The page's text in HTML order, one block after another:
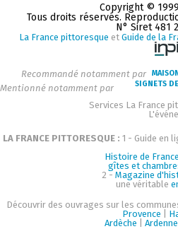
Copyright ©
Tous droits réservés.
N° Siret 481
La France pittoresque et Guide de la
Recommandé notamment par
Mentionné notamment par
SIGNETS
Services La France
LA FRANCE PITTORESQUE : 1 - Guide en
Histoire de
gîtes et
2 - Magazine
une véritable
Découvrir des ouvrages sur les
Provence
Ardèche |